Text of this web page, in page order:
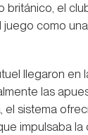
británico, el
como
llegaron en
las
el sistema
impulsaba la